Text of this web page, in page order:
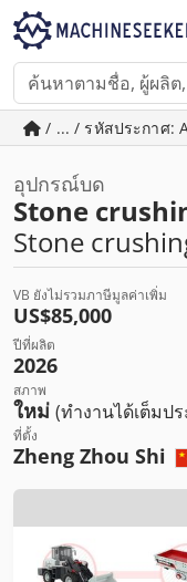
/ ... / รหัสประกาศ:
อุปกรณ์บด
Stone
Stone
VB ยังไม่รวมภาษีมูลค่าเพิ่ม
US$85,000
ปีที่ผลิต
2026
สภาพ
ใหม่ (ทำงานได้เต็มป
ที่ตั้ง
Zheng Zhou Shi